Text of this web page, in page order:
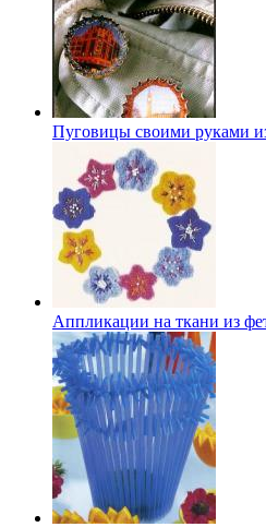
Пуговицы своими руками
Аппликации на ткани из